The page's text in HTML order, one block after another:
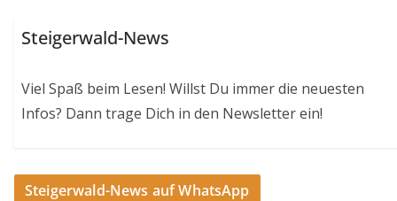
Steigerwald-News
Viel Spaß beim Lesen! Willst Du immer die neuesten
Infos? Dann trage Dich in den Newsletter ein!
Steigerwald-News auf WhatsApp